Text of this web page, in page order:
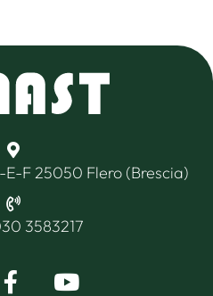
F 25050 Flero (Brescia)
3583217